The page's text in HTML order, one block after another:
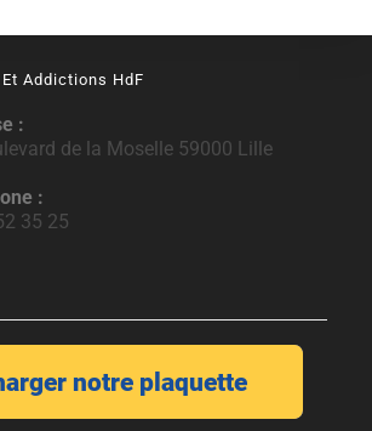
Addictions HdF
:
de la Moselle 59000 Lille
:
35 25